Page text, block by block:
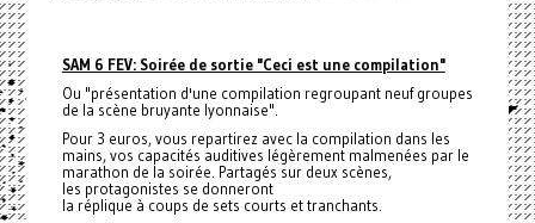
SAM 6 FEV: Soirée de sortie "Ceci est une compilation"
Ou "présentation d'une compilation regroupant neuf groupes
de la scène bruyante lyonnaise".
Pour 3 euros, vous repartirez avec la compilation dans les
mains, vos capacités auditives légèrement malmenées par le
marathon de la soirée. Partagés sur deux scènes,
les protagonistes se donneront
la réplique à coups de sets courts et tranchants.